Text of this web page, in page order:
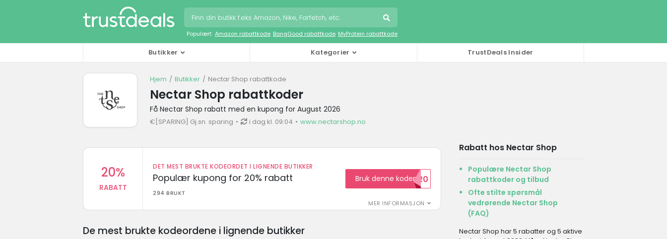
Populært: Amazon rabattkode BangGood rabattkode MyProtein rabattkode
Butikker Kategorier TrustDeals Insider
Hjem Butikker Nectar Shop rabattkode
Nectar Shop rabattkoder
Få Nectar Shop rabatt med en kupong for August 2026
€[SPARING] Gj.sn. sparing i dag kl. 09:04 www.nectarshop.no
20%
RABATT
DET MEST BRUKTE KODEORDET I LIGNENDE BUTIKKER
Populær kupong for 20% rabatt
294 BRUKT
MER INFORMASJON
Bruk denne koden
RABATT20
De mest brukte kodeordene i lignende butikker
Rabatt hos Nectar Shop
Populære Nectar Shop
rabattkoder og tilbud
Ofte stilte spørsmål
vedrørende Nectar Shop
(FAQ)
Nectar Shop har 5 rabatter og 5 aktive